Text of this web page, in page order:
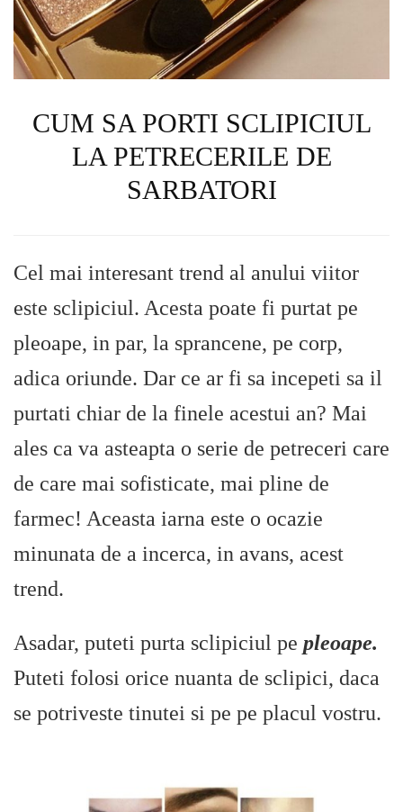
CUM SA PORTI SCLIPICIUL
LA PETRECERILE DE
SARBATORI
Cel mai interesant trend al anului viitor
este sclipiciul. Acesta poate fi purtat pe
pleoape, in par, la sprancene, pe corp,
adica oriunde. Dar ce ar fi sa incepeti sa il
purtati chiar de la finele acestui an? Mai
ales ca va asteapta o serie de petreceri care
de care mai sofisticate, mai pline de
farmec! Aceasta iarna este o ocazie
minunata de a incerca, in avans, acest
trend.
Asadar, puteti purta sclipiciul pe pleoape.
Puteti folosi orice nuanta de sclipici, daca
se potriveste tinutei si pe pe placul vostru.